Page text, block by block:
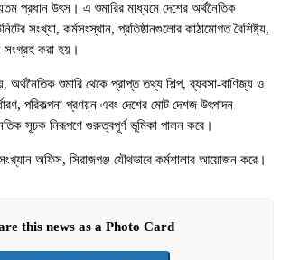
প্রধান উৎস। এ শুমারির মাধ্যমে দেশের অর্থনৈতিক
সংখ্যা, কর্মসংস্থান, প্রতিষ্ঠানগুলোর কাঠামোগত বৈশিষ্ট্য,
সংগ্রহ করা হয়।
অর্থনৈতিক শুমারি থেকে প্রাপ্ত তথ্য শিল্প, ব্যবসা-বাণিজ্য ও
পরিকল্পনা প্রণয়ন এবং দেশের মোট দেশজ উৎপাদন
সূচক নিরূপণে গুরুত্বপূর্ণ ভূমিকা পালন করে।
অফিস, সিরাজগঞ্জ যৌথভাবে কর্মশালার আয়োজন করে।
this news as a Photo Card